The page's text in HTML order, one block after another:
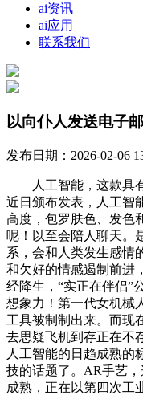
ai资讯
ai应用
联系我们
以向仆人发送电子
发布日期：2026-02-06
人工智能，这款具有
近日颁布发表，人工智
高度，包罗肤色、发色
呢！以至会陪人聊天。
系，会和人类发生感情
和欠好的情感遏制前进
经降生，“实正在伴侣”
想象力！第一代女机械
工具被制制出来。而现
去思疑飞机到存正在不
人工智能的日趋成熟的
技的话题了。AR手艺
成熟，正在以第四次工